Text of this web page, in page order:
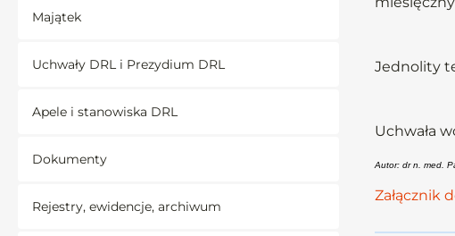
Majątek
Uchwały DRL i Prezydium DRL
Apele i stanowiska DRL
Dokumenty
Rejestry, ewidencje, archiwum
Jednolity
Uchwała
Autor: dr n. med.
Załącznik